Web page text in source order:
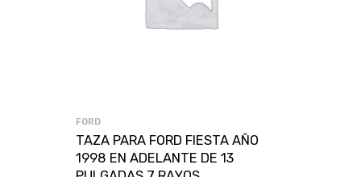
FORD
TAZA PARA FORD FIESTA AÑO
1998 EN ADELANTE DE 13